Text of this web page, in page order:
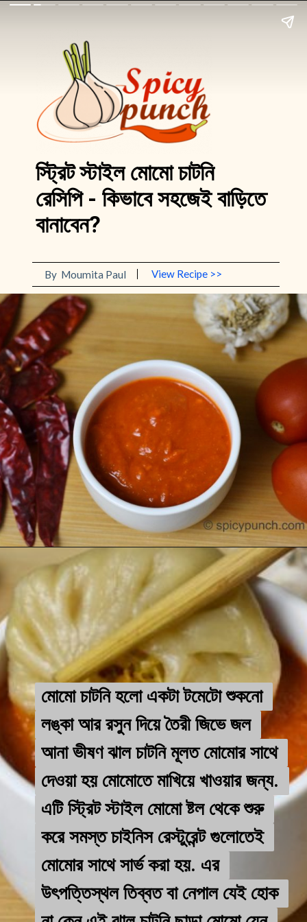
স্ট্রিট স্টাইল মোমো চাটনি
রেসিপি - কিভাবে সহজেই বাড়িতে
বানাবেন?
By  Moumita Paul View Recipe >>
মোমো চাটনি হলো একটা টমেটো শুকনো
লঙ্কা আর রসুন দিয়ে তৈরী জিভে জল
আনা ভীষণ ঝাল চাটনি মূলত মোমোর সাথে
দেওয়া হয় মোমোতে মাখিয়ে খাওয়ার জন্য.
এটি স্ট্রিট স্টাইল মোমো ষ্টল থেকে শুরু
করে সমস্ত চাইনিস রেস্টুরেন্ট গুলোতেই
মোমোর সাথে সার্ভ করা হয়. এর
উৎপত্তিস্থল তিব্বত বা নেপাল যেই হোক
মোমো চাটনি হলো একটা টমেটো শুকনো
লঙ্কা আর রসুন দিয়ে তৈরী জিভে জল
আনা ভীষণ ঝাল চাটনি মূলত মোমোর সাথে
দেওয়া হয় মোমোতে মাখিয়ে খাওয়ার জন্য.
এটি স্ট্রিট স্টাইল মোমো ষ্টল থেকে শুরু
করে সমস্ত চাইনিস রেস্টুরেন্ট গুলোতেই
মোমোর সাথে সার্ভ করা হয়. এর
উৎপত্তিস্থল তিব্বত বা নেপাল যেই হোক